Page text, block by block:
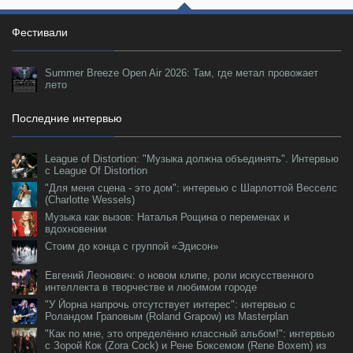
Фестивали
Summer Breeze Open Air 2026: Там, где метал провожает
лето
Последние интервью
League of Distortion: "Музыка должна объединять". Интервью
с League Of Distortion
"Для меня сцена - это дом": интервью с Шарлоттой Весселс
(Charlotte Wessels)
Музыка как вызов: Наталья Рощина о переменах и
вдохновении
Стоим до конца с группой «Эдисон»
Евгений Леонович: о новом клипе, роли искусственного
интеллекта в творчестве и любимом городе
"У Йорна напрочь отсутствует интерес": интервью с
Роландом Граповым (Roland Grapow) из Masterplan
"Как по мне, это определённо классный альбом!": интервью
с Зорой Кок (Zora Cock) и Рене Боксемом (Rene Boxem) из